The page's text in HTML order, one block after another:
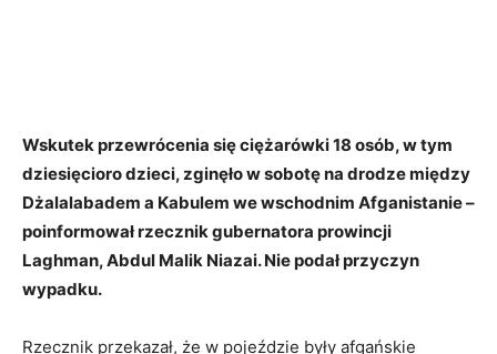
Wskutek przewrócenia się ciężarówki 18 osób, w tym
dziesięcioro dzieci, zginęło w sobotę na drodze między
Dżalalabadem a Kabulem we wschodnim Afganistanie –
poinformował rzecznik gubernatora prowincji
Laghman, Abdul Malik Niazai. Nie podał przyczyn
wypadku.
Rzecznik przekazał, że w pojeździe były afgańskie